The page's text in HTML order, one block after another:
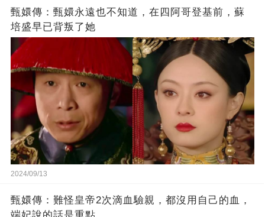
甄嬛傳：甄嬛永遠也不知道，在四阿哥登基前，蘇
培盛早已背叛了她
2024/09/13
甄嬛傳：難怪皇帝2次滴血驗親，都沒用自己的血，